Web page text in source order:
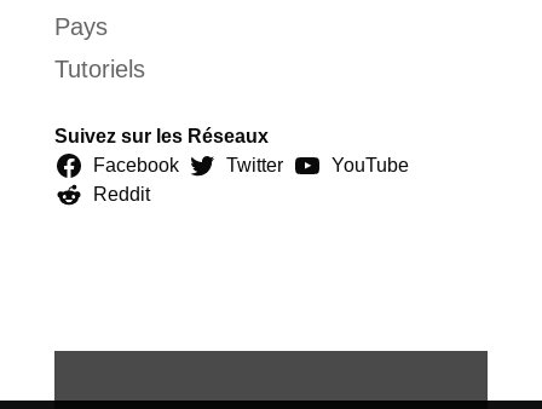
Pays
Tutoriels
Suivez sur les Réseaux
Facebook
Twitter
YouTube
Reddit